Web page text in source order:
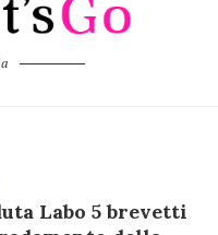
Labo 5 brevetti